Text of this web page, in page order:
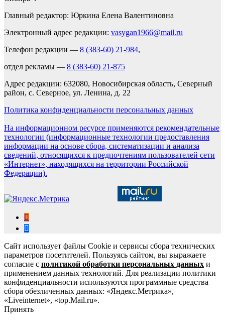
Главный редактор: Юркина Елена Валентиновна
Электронный адрес редакции: vasygan1966@mail.ru
Телефон редакции — 8 (383-60) 21-984,
отдел рекламы — 8 (383-60) 21-875
Адрес редакции: 632080, Новосибирская область, Северный
район, с. Северное, ул. Ленина, д. 22
Политика конфиденциальности персональных данных
На информационном ресурсе применяются рекомендательные
технологии (информационные технологии предоставления
информации на основе сбора, систематизации и анализа
сведений, относящихся к предпочтениям пользователей сети
«Интернет», находящихся на территории Российской
Федерации).
Сайт использует файлы Cookie и сервисы сбора технических
параметров посетителей. Пользуясь сайтом, вы выражаете
согласие с политикой обработки персональных данных и
применением данных технологий. Для реализации политики
конфиденциальности используются программные средства
сбора обезличенных данных: «Яндекс.Метрика»,
«Liveinternet», «top.Mail.ru».
Принять